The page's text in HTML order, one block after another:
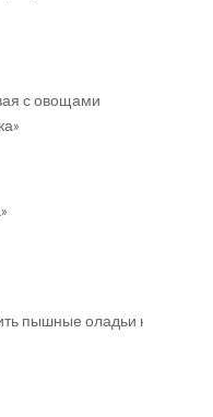
с овощами
пышные оладьи на